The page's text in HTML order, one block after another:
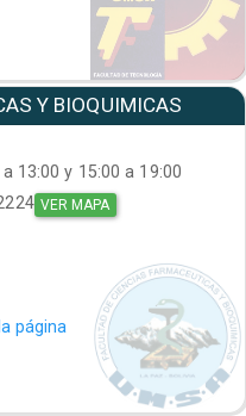
Y BIOQUIMICAS
13:00 y 15:00 a 19:00
VER MAPA
página